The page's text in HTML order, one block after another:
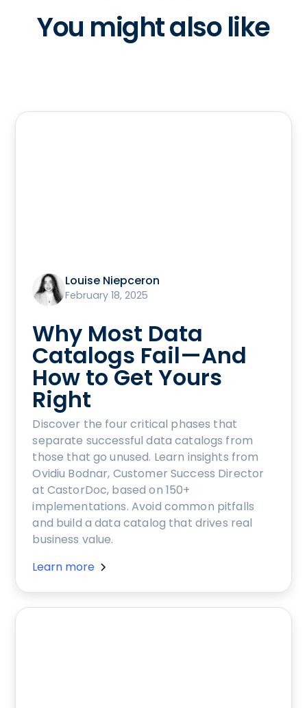
You might also like
Louise Niepceron
February 18, 2025
Why Most Data
Catalogs Fail—And
How to Get Yours
Right
Discover the four critical phases that
separate successful data catalogs from
those that go unused. Learn insights from
Ovidiu Bodnar, Customer Success Director
at CastorDoc, based on 150+
implementations. Avoid common pitfalls
and build a data catalog that drives real
business value.
Learn more